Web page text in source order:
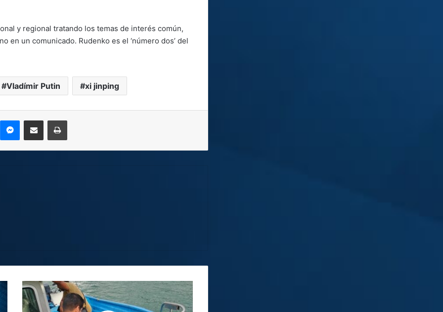
y regional tratando los temas de interés común,
en un comunicado. Rudenko es el ‘número dos’ del
Vladímir Putin xi jinping
MessengerCompartir por correo electrónicoImprimir
Guardacostas
realizan
llamado